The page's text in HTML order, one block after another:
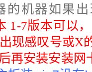
的机器如果
1-7版本可以
现感叹号或X
再安装安装网